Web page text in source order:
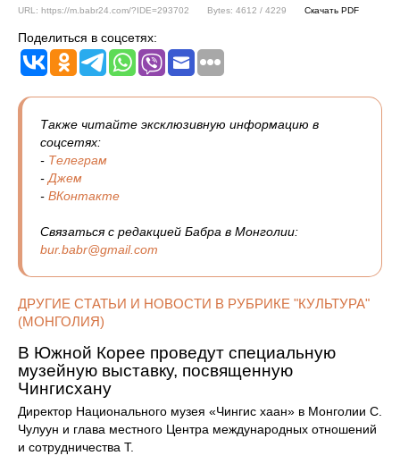
URL: https://m.babr24.com/?IDE=293702 Bytes: 4612 / 4229 Скачать PDF
Поделиться в соцсетях:
Также читайте эксклюзивную информацию в
соцсетях:
- Телеграм
-Джем
- ВКонтакте
Связаться с редакцией Бабра в Монголии:
bur.babr@gmail.com
ДРУГИЕ СТАТЬИ И НОВОСТИ В РУБРИКЕ "КУЛЬТУРА"
(МОНГОЛИЯ)
В Южной Корее проведут специальную
музейную выставку, посвященную
Чингисхану
Директор Национального музея «Чингис хаан» в Монголии С.
Чулуун и глава местного Центра международных отношений
и сотрудничества Т.